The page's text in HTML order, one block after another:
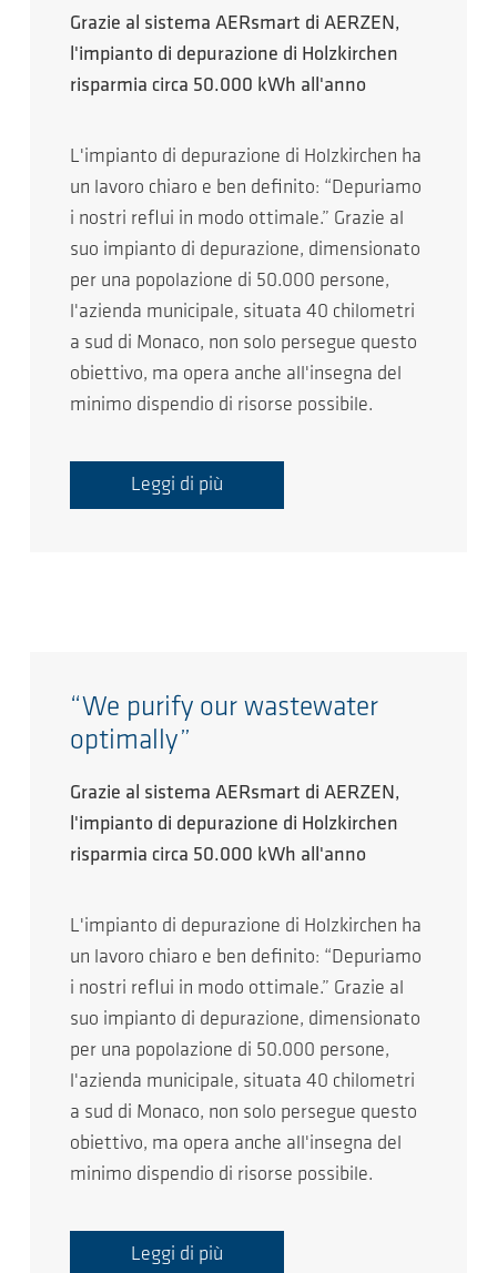
Grazie al sistema AERsmart di AERZEN,
l'impianto di depurazione di Holzkirchen
risparmia circa 50.000 kWh all'anno
L'impianto di depurazione di Holzkirchen ha
un lavoro chiaro e ben definito: “Depuriamo
i nostri reflui in modo ottimale.” Grazie al
suo impianto di depurazione, dimensionato
per una popolazione di 50.000 persone,
l'azienda municipale, situata 40 chilometri
a sud di Monaco, non solo persegue questo
obiettivo, ma opera anche all'insegna del
minimo dispendio di risorse possibile.
Leggi di più
“We purify our wastewater
optimally”
Grazie al sistema AERsmart di AERZEN,
l'impianto di depurazione di Holzkirchen
risparmia circa 50.000 kWh all'anno
L'impianto di depurazione di Holzkirchen ha
un lavoro chiaro e ben definito: “Depuriamo
i nostri reflui in modo ottimale.” Grazie al
suo impianto di depurazione, dimensionato
per una popolazione di 50.000 persone,
l'azienda municipale, situata 40 chilometri
a sud di Monaco, non solo persegue questo
obiettivo, ma opera anche all'insegna del
minimo dispendio di risorse possibile.
Leggi di più